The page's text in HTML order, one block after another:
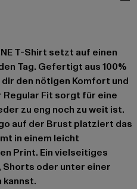
T-Shirt setzt auf einen
Tag. Gefertigt aus 100%
den nötigen Komfort und
Regular Fit sorgt für eine
zu eng noch zu weit ist.
auf der Brust platziert das
in einem leicht
Print. Ein vielseitiges
Shorts oder unter einer
kannst.